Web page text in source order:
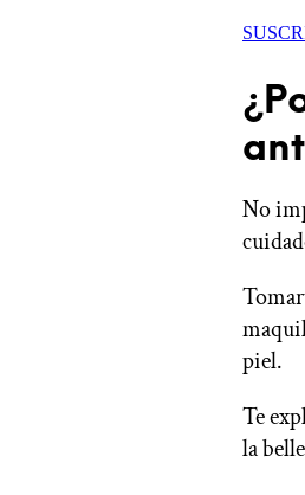
No
piel.
Te
la